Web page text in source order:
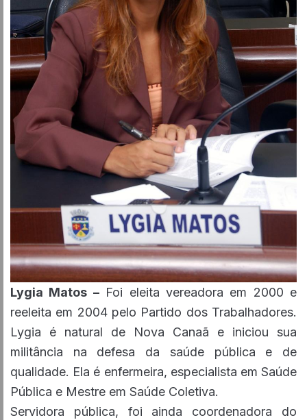
Lygia Matos –Foi eleita vereadora em 2000 e
reeleita em 2004 pelo Partido dos Trabalhadores.
Lygia é natural de Nova Canaã e iniciou sua
militância na defesa da saúde pública e de
qualidade. Ela é enfermeira, especialista em Saúde
Pública e Mestre em Saúde Coletiva.
Servidora pública, foi ainda coordenadora do